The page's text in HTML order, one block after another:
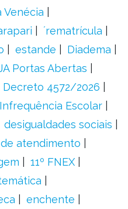
Venécia
´rematrícula
estande
Diadema
Portas Abertas
Decreto 4572/2026
Escolar
desigualdades sociais
atendimento
11º FNEX
enchente